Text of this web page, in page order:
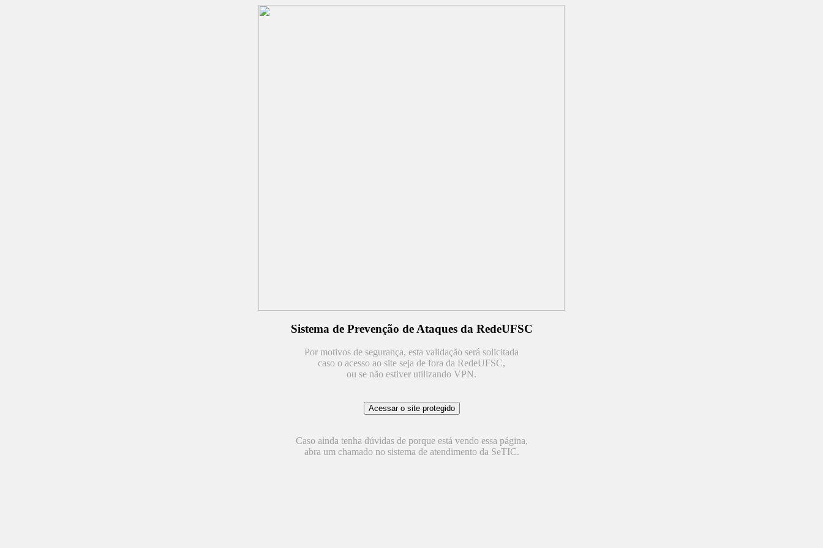
Sistema de Prevenção de Ataques da RedeUFSC
Por motivos de segurança, esta validação será solicitada
caso o acesso ao site seja de fora da RedeUFSC,
ou se não estiver utilizando VPN.
Caso ainda tenha dúvidas de porque está vendo essa página,
abra um chamado no sistema de atendimento da SeTIC.